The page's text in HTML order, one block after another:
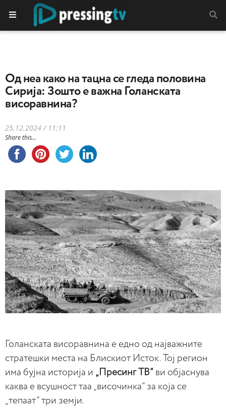
Од неа како на тацна се гледа половина
Сирија: Зошто е важна Голанската
висоравнина?
25.12.2024 / 11:11
Share this...
Голанската висоравнина е едно од најважните
стратешки места на Блискиот Исток. Тој регион
има бујна историја и „Пресинг ТВ“ ви објаснува
каква е всушност таа „височинка“ за која се
„тепаат“ три земји.